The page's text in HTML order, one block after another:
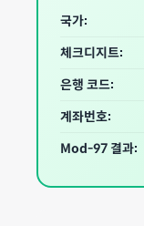
국가:
체크디지트:
은행 코드:
계좌번호:
Mod-97 결과: